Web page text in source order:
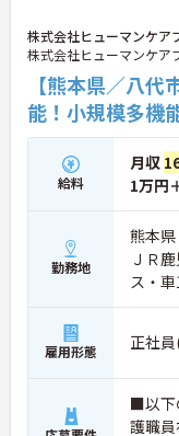
株式会社ヒューマンケア
株式会社ヒューマンケア
【熊本県／八
能！小規模多機
給料
月収
1万円
勤務地
熊本
ＪＲ
ス・
雇用形態 正社
■以下
護職